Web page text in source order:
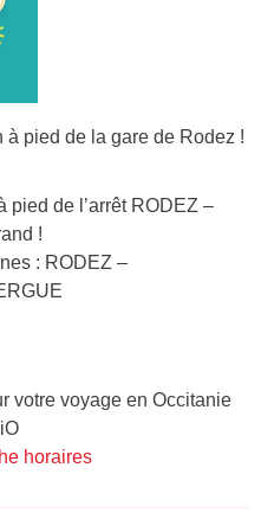
à pied de la gare de Rodez !
pied de l’arrêt RODEZ –
!
: RODEZ –
votre voyage en Occitanie
horaires